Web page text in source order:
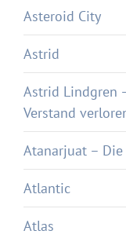
Asteroid City
Astrid
Astrid Lindgren
Verstand
Atanarjuat –
Atlantic
Atlas